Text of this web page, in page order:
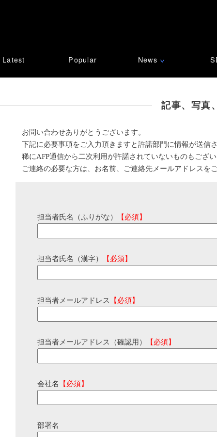
Latest Popular News ∨
記事、写真
お問い合わせありがとうございます。
下記に必要事項をご入力頂きますと許諾部門に情報が送信
稀にAFP通信から二次利用が許諾されていないものもござ
ご連絡の必要な方は、お名前、ご連絡先メールアドレスを
担当者氏名（ふりがな） 【必須】
担当者氏名（漢字） 【必須】
担当者メールアドレス 【必須】
担当者メールアドレス（確認用） 【必須】
会社名 【必須】
部署名